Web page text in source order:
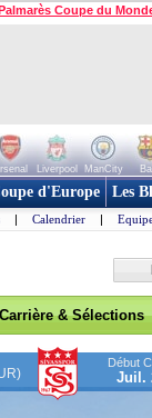
Coupe du
Liverpool ManCity
d'Europe Les
| Calendrier |
Carrière & Sélections
Début
Juil.